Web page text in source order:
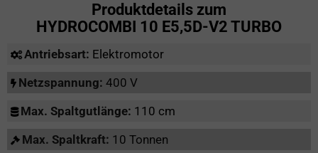
Produktdetails zum
HYDROCOMBI 10 E5,5D-V2 TURBO
Antriebsart: Elektromotor
Netzspannung: 400 V
Max. Spaltgutlänge: 110 cm
Max. Spaltkraft: 10 Tonnen